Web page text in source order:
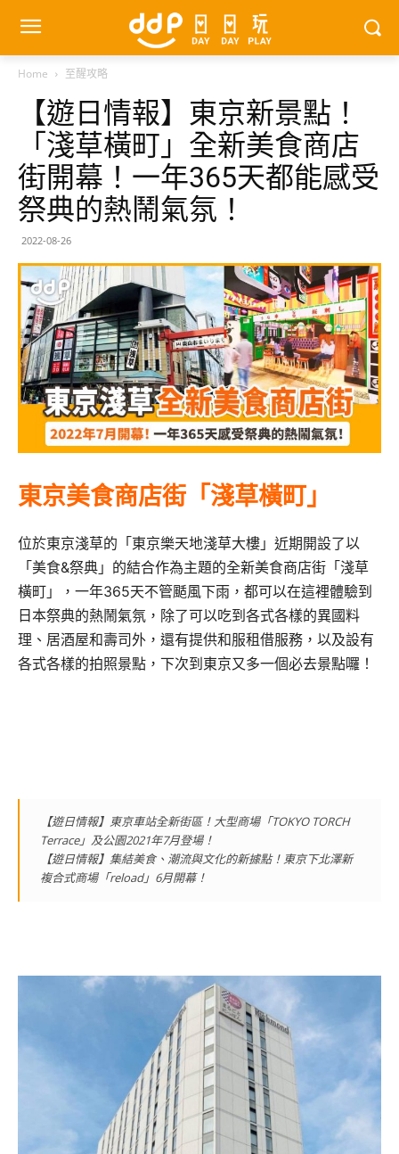
Home 至醒攻略
【遊日情報】東京新景點！
「淺草橫町」全新美食商店
街開幕！一年365天都能感受
祭典的熱鬧氣氛！
2022-08-26
東京美食商店街「淺草橫町」
位於東京淺草的「東京樂天地淺草大樓」近期開設了以
「美食&祭典」的結合作為主題的全新美食商店街「淺草
橫町」，一年365天不管颳風下雨，都可以在這裡體驗到
日本祭典的熱鬧氣氛，除了可以吃到各式各樣的異國料
理、居酒屋和壽司外，還有提供和服租借服務，以及設有
各式各樣的拍照景點，下次到東京又多一個必去景點囉！
【遊日情報】東京車站全新街區！大型商場「TOKYO TORCH
Terrace」及公園2021年7月登場！
【遊日情報】集結美食、潮流與文化的新據點！東京下北澤新
複合式商場「reload」6月開幕！